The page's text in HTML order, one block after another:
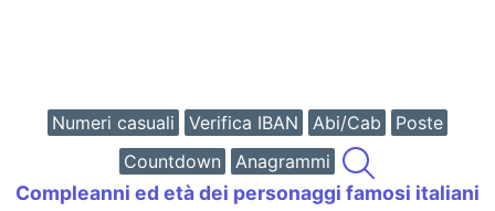
Numeri casuali Verifica IBAN Abi/Cab
Poste
Countdown
Anagrammi
Compleanni ed età dei personaggi famosi italiani